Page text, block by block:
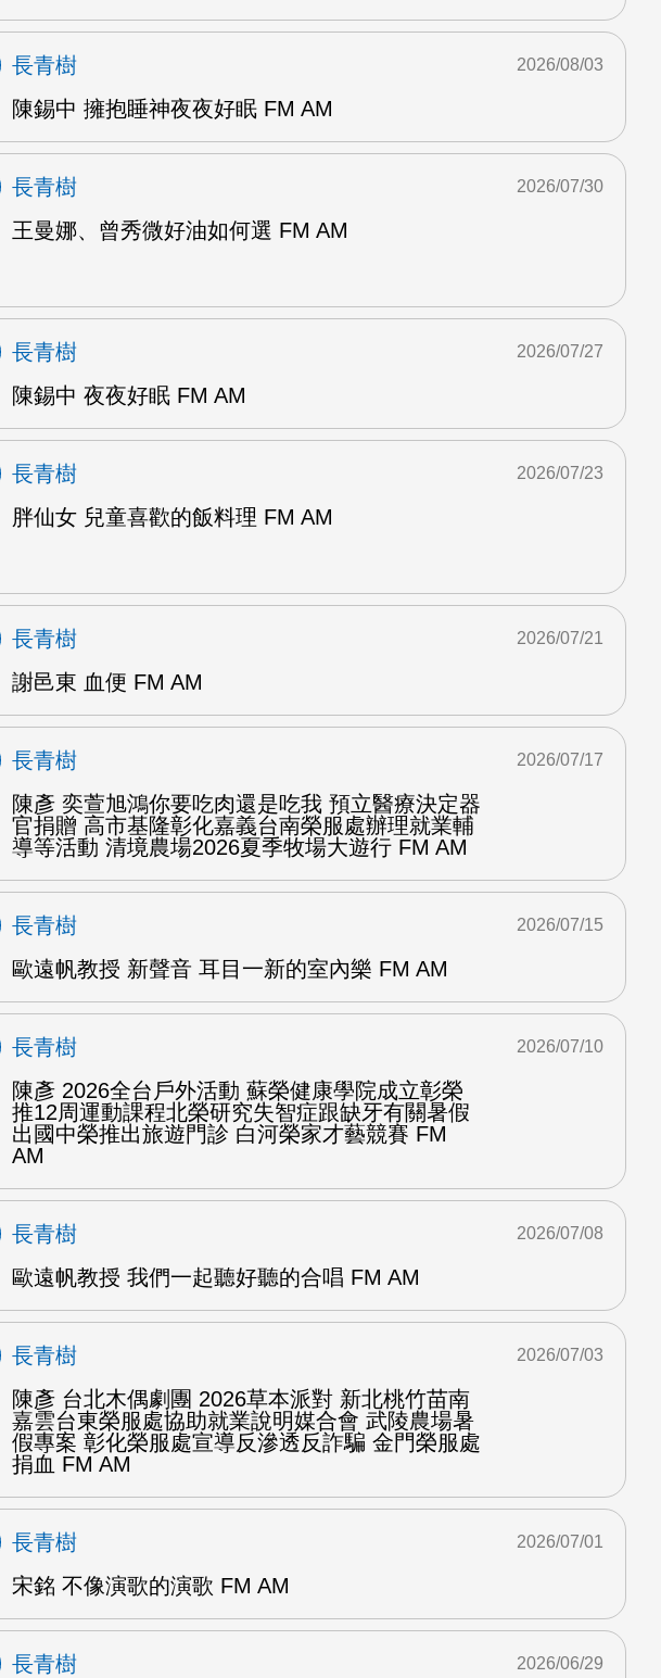
長青樹
陳錫中 擁抱睡神夜夜好眠 FM AM
2026/08/03
長青樹
王曼娜、曾秀微好油如何選 FM AM
2026/07/30
長青樹
陳錫中 夜夜好眠 FM AM
2026/07/27
長青樹
胖仙女 兒童喜歡的飯料理 FM AM
2026/07/23
長青樹
謝邑東 血便 FM AM
2026/07/21
長青樹
陳彥 奕萱旭鴻你要吃肉還是吃我 預立醫療決定器
官捐贈 高市基隆彰化嘉義台南榮服處辦理就業輔
導等活動 清境農場2026夏季牧場大遊行 FM AM
2026/07/17
長青樹
歐遠帆教授 新聲音 耳目一新的室內樂 FM AM
2026/07/15
長青樹
陳彥 2026全台戶外活動 蘇榮健康學院成立彰榮
推12周運動課程北榮研究失智症跟缺牙有關暑假
出國中榮推出旅遊門診 白河榮家才藝競賽 FM
AM
2026/07/10
長青樹
歐遠帆教授 我們一起聽好聽的合唱 FM AM
2026/07/08
長青樹
陳彥 台北木偶劇團 2026草本派對 新北桃竹苗南
嘉雲台東榮服處協助就業說明媒合會 武陵農場暑
假專案 彰化榮服處宣導反滲透反詐騙 金門榮服處
捐血 FM AM
2026/07/03
長青樹
宋銘 不像演歌的演歌 FM AM
2026/07/01
長青樹
2026/06/29